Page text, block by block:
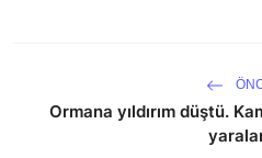
Ormana yıldırım düştü.